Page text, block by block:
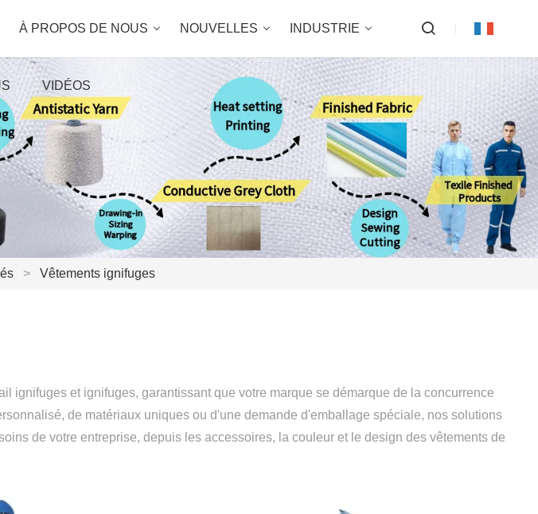
À PROPOS DE NOUS NOUVELLES INDUSTRIE
VIDÉOS
> Vêtements ignifuges
ignifuges et ignifuges, garantissant que votre marque se démarque de la concurrence
de matériaux uniques ou d'une demande d'emballage spéciale, nos solutions
de votre entreprise, depuis les accessoires, la couleur et le design des vêtements de